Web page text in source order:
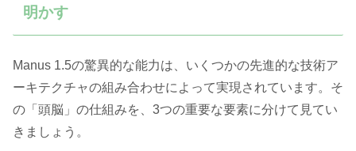
明かす
Manus 1.5の驚異的な能力は、いくつかの先進的な技術ア
ーキテクチャの組み合わせによって実現されています。そ
の「頭脳」の仕組みを、3つの重要な要素に分けて見てい
きましょう。